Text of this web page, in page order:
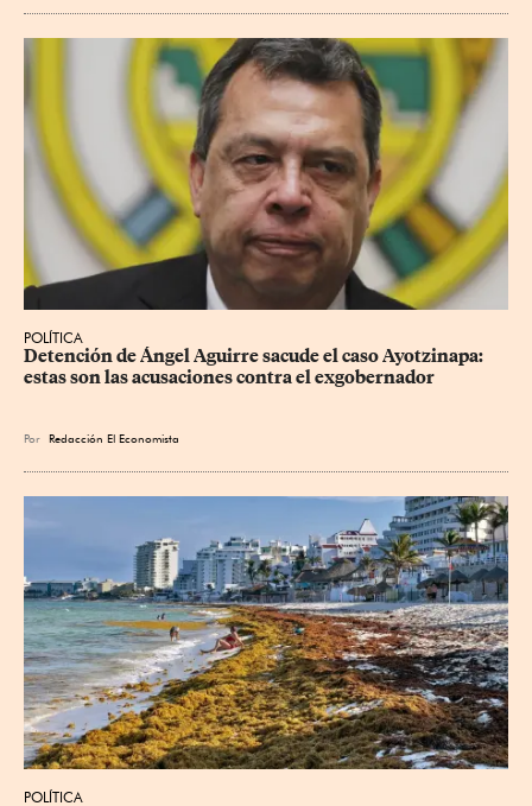
POLÍTICA
Detención de Ángel Aguirre sacude el caso Ayotzinapa:
estas son las acusaciones contra el exgobernador
Por Redacción El Economista
POLÍTICA